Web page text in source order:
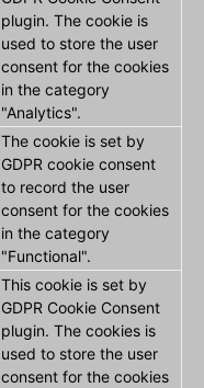
plugin. The cookie is
used to store the user
consent for the cookies
in the category
"Analytics".
The cookie is set by
GDPR cookie consent
to record the user
consent for the cookies
in the category
"Functional".
This cookie is set by
GDPR Cookie Consent
plugin. The cookies is
used to store the user
consent for the cookies